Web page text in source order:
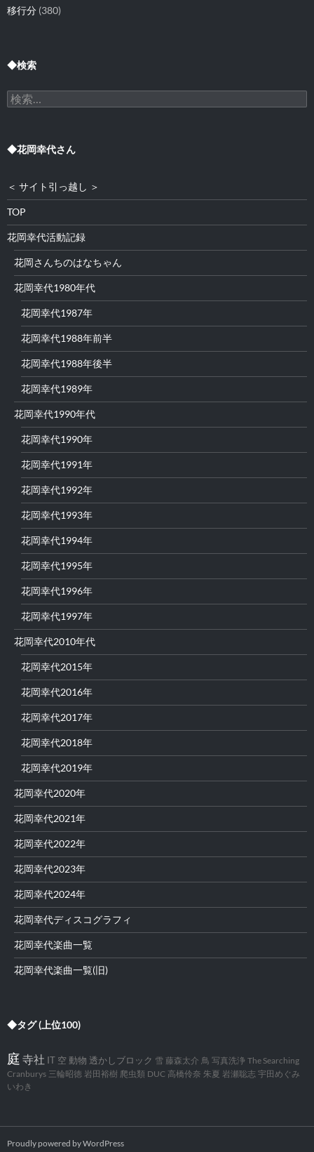
移行分 (380)
◆検索
検
索:
◆花岡幸代さん
＜ サイト引っ越し ＞
TOP
花岡幸代活動記録
花岡さんちのはなちゃん
花岡幸代1980年代
花岡幸代1987年
花岡幸代1988年前半
花岡幸代1988年後半
花岡幸代1989年
花岡幸代1990年代
花岡幸代1990年
花岡幸代1991年
花岡幸代1992年
花岡幸代1993年
花岡幸代1994年
花岡幸代1995年
花岡幸代1996年
花岡幸代1997年
花岡幸代2010年代
花岡幸代2015年
花岡幸代2016年
花岡幸代2017年
花岡幸代2018年
花岡幸代2019年
花岡幸代2020年
花岡幸代2021年
花岡幸代2022年
花岡幸代2023年
花岡幸代2024年
花岡幸代ディスコグラフィ
花岡幸代楽曲一覧
花岡幸代楽曲一覧(旧)
◆タグ (上位100)
庭 寺社 IT 空 動物 透かしブロック 雪 藤森太介 鳥 写真洗浄 The Searching
Cranburys 三輪昭徳 岩田裕樹 爬虫類 DUC 高橋伶奈 朱夏 岩瀬聡志 宇田めぐみ
いわき
Proudly powered by WordPress